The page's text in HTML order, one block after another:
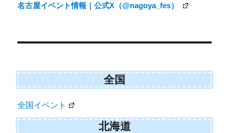
ビ
ー
ョ
ン
名古屋イベント情報｜公式X（@nagoya_fes）
全国
全国イベント
北海道